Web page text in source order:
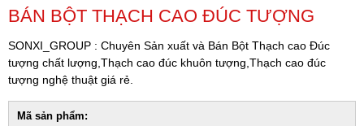
BÁN BỘT THẠCH CAO ĐÚC TƯỢNG
SONXI_GROUP : Chuyên Sản xuất và Bán Bột Thạch cao Đúc
tượng chất lượng,Thạch cao đúc khuôn tượng,Thạch cao đúc
tượng nghệ thuật giá rẻ.
Mã sản phẩm: